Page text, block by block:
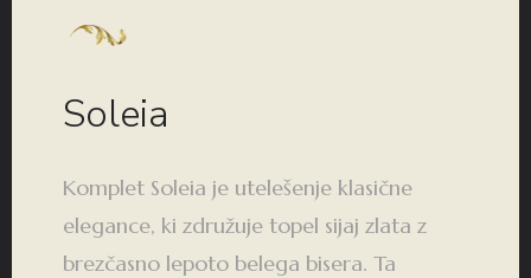
Soleia
Komplet Soleia je utelešenje klasične
elegance, ki združuje topel sijaj zlata z
brezčasno lepoto belega bisera. Ta